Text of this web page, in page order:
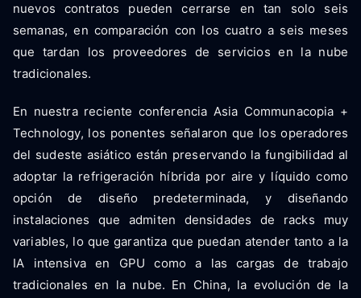
nuevos contratos pueden cerrarse en tan solo seis
semanas, en comparación con los cuatro a seis meses
que tardan los proveedores de servicios en la nube
tradicionales.
En nuestra reciente conferencia Asia Communacopia +
Technology, los ponentes señalaron que los operadores
del sudeste asiático están preservando la fungibilidad al
adoptar la refrigeración híbrida por aire y líquido como
opción de diseño predeterminada, y diseñando
instalaciones que admiten densidades de racks muy
variables, lo que garantiza que puedan atender tanto a la
IA intensiva en GPU como a las cargas de trabajo
tradicionales en la nube. En China, la evolución de la